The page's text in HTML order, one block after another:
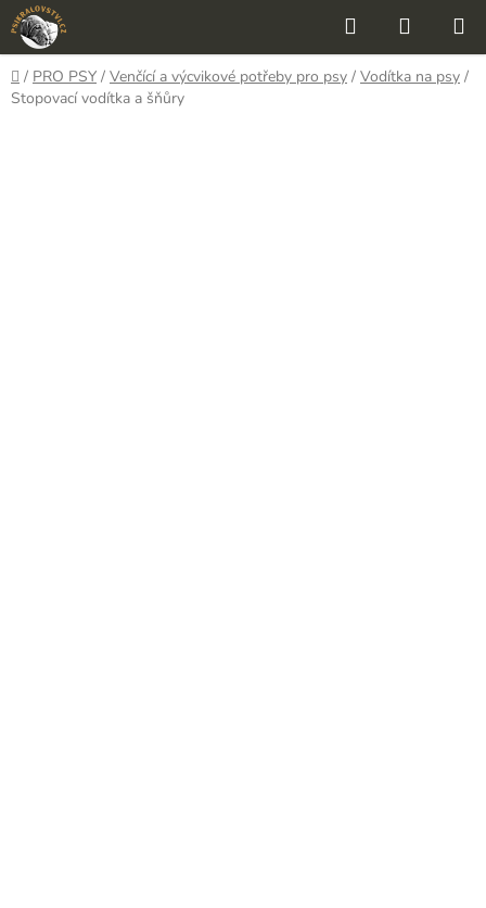
Přejít
na
obsah
Hledat
KOŠÍK
Domů
/ PRO PSY / Venčící a výcvikové potřeby pro psy / Vodítka na psy /
Stopovací vodítka a šňůry